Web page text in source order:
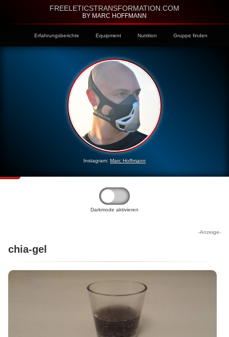
FREELETICSTRANSFORMATION.COM
BY MARC HOFFMANN
Erfahrungsberichte Equipment Nutrition Gruppe finden
Instagram: Marc Hoffmann
Darkmode aktivieren
-Anzeige-
chia-gel